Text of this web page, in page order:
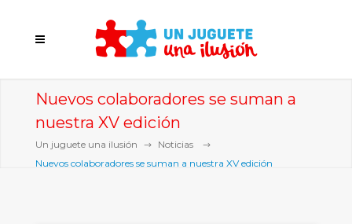
Nuevos colaboradores se suman a
nuestra XV edición
Un juguete una ilusión
Noticias
Nuevos colaboradores se suman a nuestra XV edición